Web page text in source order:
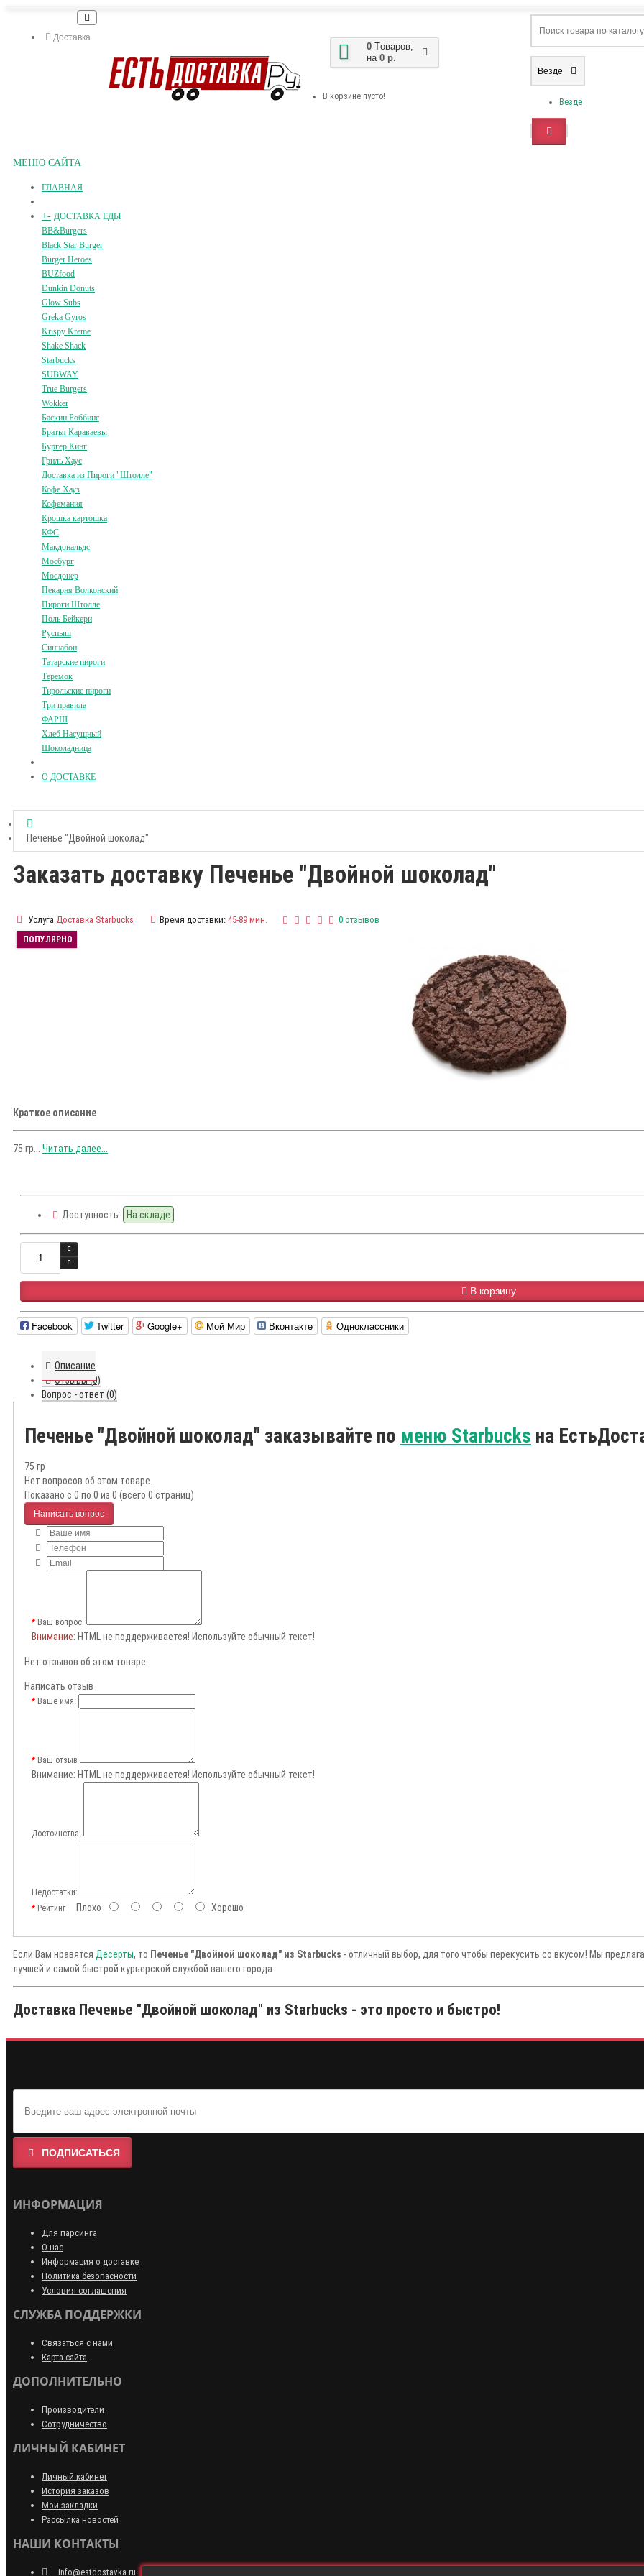
Доставка
0 Tоваров,
на 0 р.
В корзине пусто!
Везде
Везде
МЕНЮ САЙТА
ГЛАВНАЯ
+- ДОСТАВКА ЕДЫ
BB&Burgers
Black Star Burger
Burger Heroes
BUZfood
Dunkin Donuts
Glow Subs
Greka Gyros
Krispy Kreme
Shake Shack
Starbucks
SUBWAY
True Burgers
Wokker
Баскин Роббинс
Братья Караваевы
Бургер Кинг
Гриль Хаус
Доставка из Пироги "Штолле"
Кофе Хауз
Кофемания
Крошка картошка
КФС
Макдональдс
Мосбург
Мосдонер
Пекарня Волконский
Пироги Штолле
Поль Бейкери
Руспыш
Синнабон
Татарские пироги
Теремок
Тирольские пироги
Три правила
ФАРШ
Хлеб Насущный
Шоколадница
О ДОСТАВКЕ
Печенье "Двойной шоколад"
Заказать доставку Печенье "Двойной шоколад"
Услуга Доставка Starbucks Время доставки: 45-89 мин. 0 отзывов
ПОПУЛЯРНО
Краткое описание
75 гр... Читать далее...
Доступность: На складе
В корзину
Facebook Twitter Google+ Мой Мир Вконтакте Одноклассники
Описание
Отзывы (0)
Вопрос - ответ (0)
Печенье "Двойной шоколад" заказывайте по меню Starbucks на
75 гр
Нет вопросов об этом товаре.
Показано с 0 по 0 из 0 (всего 0 страниц)
Написать вопрос
Ваш вопрос:
Внимание: HTML не поддерживается! Используйте обычный текст!
Нет отзывов об этом товаре.
Написать отзыв
Ваше имя:
Ваш отзыв
Внимание: HTML не поддерживается! Используйте обычный текст!
Достоинства:
Недостатки:
РейтингПлохо Хорошо
Если Вам нравятся Десерты, то Печенье "Двойной шоколад" из Starbucks - отличный выбор, для того чтобы перекусить со вкусом! Мы
лучшей и самой быстрой курьерской службой вашего города.
Доставка Печенье "Двойной шоколад" из Starbucks - это просто и быстро!
ПОДПИСАТЬСЯ
ИНФОРМАЦИЯ
Для парсинга
О нас
Информация о доставке
Политика безопасности
Условия соглашения
СЛУЖБА ПОДДЕРЖКИ
Связаться с нами
Карта сайта
ДОПОЛНИТЕЛЬНО
Производители
Сотрудничество
ЛИЧНЫЙ КАБИНЕТ
Личный кабинет
История заказов
Мои закладки
Рассылка новостей
НАШИ КОНТАКТЫ
info@estdostavka.ru